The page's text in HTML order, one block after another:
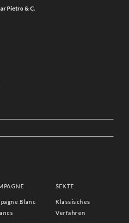
Pietro & C.
Blanc
SEKTE
Klassisches
Verfahren